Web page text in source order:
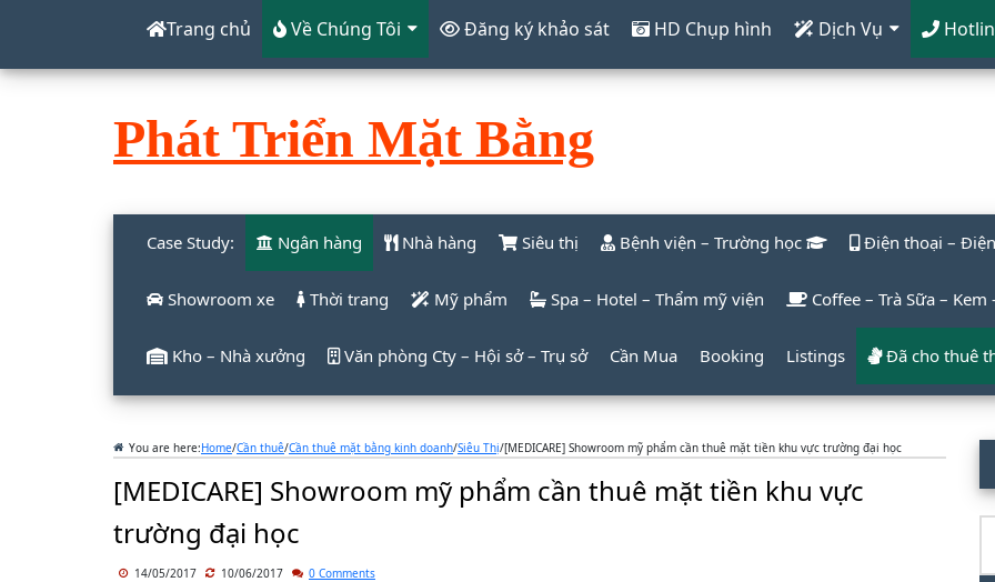
Trang chủ Về Chúng Tôi Đăng ký khảo sát HD Chụp hình Dịch Vụ
Phát Triển Mặt Bằng
Case Study: Ngân hàng Nhà hàng Siêu thị Bệnh viện – Trường học Điện thoại –
Showroom xe Thời trang Mỹ phẩm Spa – Hotel – Thẩm mỹ viện Coffee – Trà Sữa – Kem
Kho – Nhà xưởng Văn phòng Cty – Hội sở – Trụ sở Cần Mua Booking Listings Đã cho thuê
You are here:Home/Cần thuê/Cần thuê mặt bằng kinh doanh/Siêu Thị/[MEDICARE] Showroom mỹ phẩm cần thuê mặt tiền khu vực trường đại học
[MEDICARE] Showroom mỹ phẩm cần thuê mặt tiền khu vực
trường đại học
14/05/2017 10/06/2017 0 Comments